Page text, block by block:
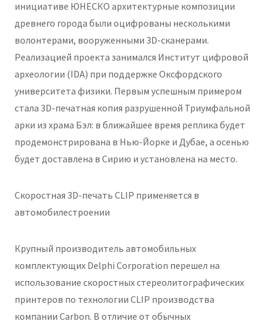
инициативе ЮНЕСКО архитектурные композиции
древнего города были оцифрованы несколькими
волонтерами, вооруженными 3D-сканерами.
Реализацией проекта занимался Институт цифровой
археологии (IDA) при поддержке Оксфордского
университета физики. Первым успешным примером
стала 3D-печатная копия разрушенной Триумфальной
арки из храма Бэл: в ближайшее время реплика будет
продемонстрирована в Нью-Йорке и Дубае, а осенью
будет доставлена в Сирию и установлена на место.
Скоростная 3D-печать CLIP применяется в
автомобилестроении
Крупный производитель автомобильных
комплектующих Delphi Corporation перешел на
использование скоростных стереолитографических
принтеров по технологии CLIP производства
компании Carbon. В отличие от обычных